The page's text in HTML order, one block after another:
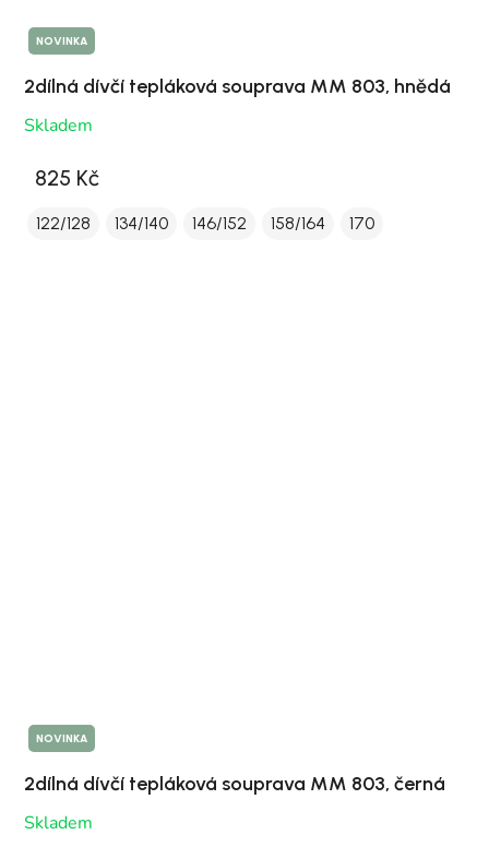
NOVINKA
2dílná dívčí tepláková souprava MM 803, hnědá
Skladem
825 Kč
122/128 134/140 146/152 158/164 170
NOVINKA
2dílná dívčí tepláková souprava MM 803, černá
Skladem